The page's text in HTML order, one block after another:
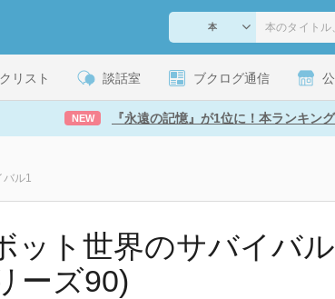
リスト 談話室 ブクログ通信
NEW 『永遠の記憶』が1位に！本ランキング
バル1
ット世界のサバイバ
ーズ90)